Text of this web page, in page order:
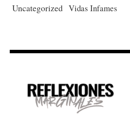
Uncategorized Vidas Infames